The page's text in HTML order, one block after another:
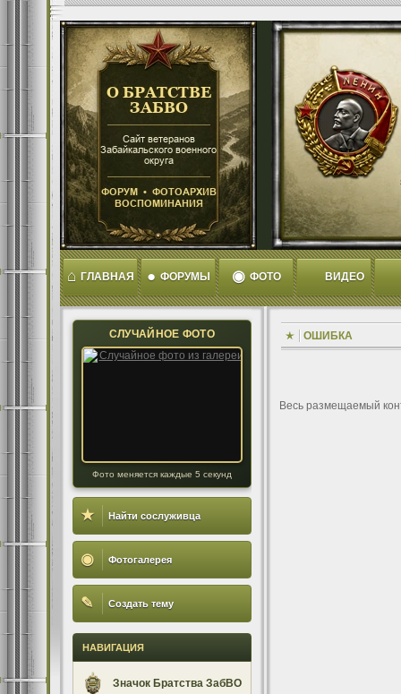
⌂ ГЛАВНАЯ ● ФОРУМЫ ◉ ФОТО ВИДЕО
СЛУЧАЙНОЕ ФОТО
Фото меняется каждые 5 секунд
★ Найти сослуживца
◉ Фотогалерея
✎ Создать тему
НАВИГАЦИЯ
Значок Братства ЗабВО
ОШИБКА
Весь размещаемый